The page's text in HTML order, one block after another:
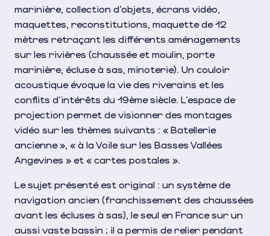
marinière, collection d’objets, écrans vidéo,
maquettes, reconstitutions, maquette de 12
mètres retraçant les différents aménagements
sur les rivières (chaussée et moulin, porte
marinière, écluse à sas, minoterie). Un couloir
acoustique évoque la vie des riverains et les
conflits d’intérêts du 19ème siècle. L’espace de
projection permet de visionner des montages
vidéo sur les thèmes suivants : « Batellerie
ancienne », « à la Voile sur les Basses Vallées
Angevines » et « cartes postales ».
Le sujet présenté est original : un système de
navigation ancien (franchissement des chaussées
avant les écluses à sas), le seul en France sur un
aussi vaste bassin ; il a permis de relier pendant